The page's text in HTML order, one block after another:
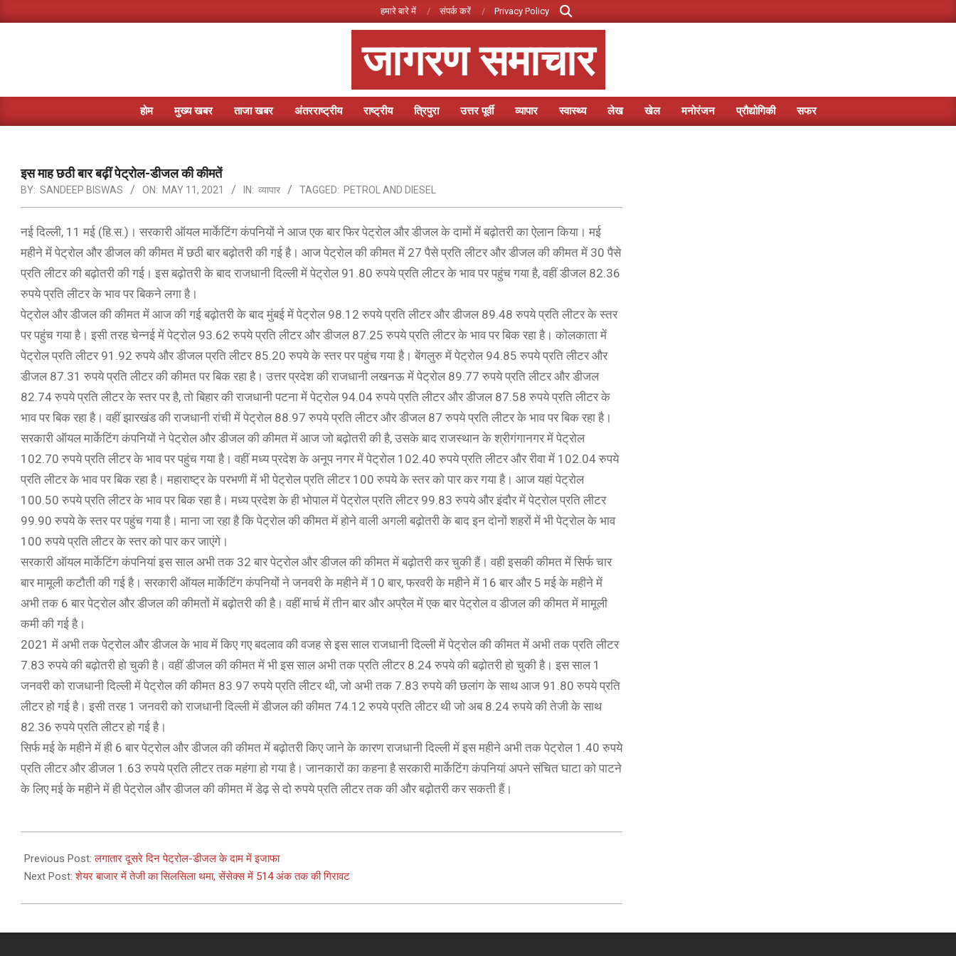
to
हमारे बारे में संपर्क करें Privacy Policy
Search
जागरण समाचार
Primary
होम मुख्य खबर ताजा खबर अंतरराष्ट्रीय राष्ट्रीय त्रिपुरा उत्तर पूर्वी व्यापार स्वास्थ्य लेख खेल मनोरंजन प्रौद्योगिकी सफर
इस माह छठी बार बढ़ीं पेट्रोल-डीजल की कीमतें
BY: SANDEEP BISWAS ON: MAY 11, 2021 IN: व्यापार TAGGED: PETROL AND DIESEL
नई दिल्ली, 11 मई (हि.स.)। सरकारी ऑयल मार्केटिंग कंपनियों ने आज एक बार फिर पेट्रोल और डीजल के दामों में बढ़ोतरी का ऐलान किया। मई
महीने में पेट्रोल और डीजल की कीमत में छठी बार बढ़ोतरी की गई है। आज पेट्रोल की कीमत में 27 पैसे प्रति लीटर और डीजल की कीमत में 30 पैसे
प्रति लीटर की बढ़ोतरी की गई। इस बढ़ोतरी के बाद राजधानी दिल्ली में पेट्रोल 91.80 रुपये प्रति लीटर के भाव पर पहुंच गया है, वहीं डीजल 82.36
रुपये प्रति लीटर के भाव पर बिकने लगा है।
पेट्रोल और डीजल की कीमत में आज की गई बढ़ोतरी के बाद मुंबई में पेट्रोल 98.12 रुपये प्रति लीटर और डीजल 89.48 रुपये प्रति लीटर के स्तर
पर पहुंच गया है। इसी तरह चेन्नई में पेट्रोल 93.62 रुपये प्रति लीटर और डीजल 87.25 रुपये प्रति लीटर के भाव पर बिक रहा है। कोलकाता में
पेट्रोल प्रति लीटर 91.92 रुपये और डीजल प्रति लीटर 85.20 रुपये के स्तर पर पहुंच गया है। बेंगलुरु में पेट्रोल 94.85 रुपये प्रति लीटर और
डीजल 87.31 रुपये प्रति लीटर की कीमत पर बिक रहा है। उत्तर प्रदेश की राजधानी लखनऊ में पेट्रोल 89.77 रुपये प्रति लीटर और डीजल
82.74 रुपये प्रति लीटर के स्तर पर है, तो बिहार की राजधानी पटना में पेट्रोल 94.04 रुपये प्रति लीटर और डीजल 87.58 रुपये प्रति लीटर के
भाव पर बिक रहा है। वहीं झारखंड की राजधानी रांची में पेट्रोल 88.97 रुपये प्रति लीटर और डीजल 87 रुपये प्रति लीटर के भाव पर बिक रहा है।
सरकारी ऑयल मार्केटिंग कंपनियों ने पेट्रोल और डीजल की कीमत में आज जो बढ़ोतरी की है, उसके बाद राजस्थान के श्रीगंगानगर में पेट्रोल
102.70 रुपये प्रति लीटर के भाव पर पहुंच गया है। वहीं मध्य प्रदेश के अनूप नगर में पेट्रोल 102.40 रुपये प्रति लीटर और रीवा में 102.04 रुपये
प्रति लीटर के भाव पर बिक रहा है। महाराष्ट्र के परभणी में भी पेट्रोल प्रति लीटर 100 रुपये के स्तर को पार कर गया है। आज यहां पेट्रोल
100.50 रुपये प्रति लीटर के भाव पर बिक रहा है। मध्य प्रदेश के ही भोपाल में पेट्रोल प्रति लीटर 99.83 रुपये और इंदौर में पेट्रोल प्रति लीटर
99.90 रुपये के स्तर पर पहुंच गया है। माना जा रहा है कि पेट्रोल की कीमत में होने वाली अगली बढ़ोतरी के बाद इन दोनों शहरों में भी पेट्रोल के भाव
100 रुपये प्रति लीटर के स्तर को पार कर जाएंगे।
सरकारी ऑयल मार्केटिंग कंपनियां इस साल अभी तक 32 बार पेट्रोल और डीजल की कीमत में बढ़ोतरी कर चुकी हैं। वही इसकी कीमत में सिर्फ चार
बार मामूली कटौती की गई है। सरकारी ऑयल मार्केटिंग कंपनियों ने जनवरी के महीने में 10 बार, फरवरी के महीने में 16 बार और 5 मई के महीने में
अभी तक 6 बार पेट्रोल और डीजल की कीमतों में बढ़ोतरी की है। वहीं मार्च में तीन बार और अप्रैल में एक बार पेट्रोल व डीजल की कीमत में मामूली
कमी की गई है।
2021 में अभी तक पेट्रोल और डीजल के भाव में किए गए बदलाव की वजह से इस साल राजधानी दिल्ली में पेट्रोल की कीमत में अभी तक प्रति लीटर
7.83 रुपये की बढ़ोतरी हो चुकी है। वहीं डीजल की कीमत में भी इस साल अभी तक प्रति लीटर 8.24 रुपये की बढ़ोतरी हो चुकी है। इस साल 1
जनवरी को राजधानी दिल्ली में पेट्रोल की कीमत 83.97 रुपये प्रति लीटर थी, जो अभी तक 7.83 रुपये की छलांग के साथ आज 91.80 रुपये प्रति
लीटर हो गई है। इसी तरह 1 जनवरी को राजधानी दिल्ली में डीजल की कीमत 74.12 रुपये प्रति लीटर थी जो अब 8.24 रुपये की तेजी के साथ
82.36 रुपये प्रति लीटर हो गई है।
सिर्फ मई के महीने में ही 6 बार पेट्रोल और डीजल की कीमत में बढ़ोतरी किए जाने के कारण राजधानी दिल्ली में इस महीने अभी तक पेट्रोल 1.40 रुपये
प्रति लीटर और डीजल 1.63 रुपये प्रति लीटर तक महंगा हो गया है। जानकारों का कहना है सरकारी मार्केटिंग कंपनियां अपने संचित घाटा को पाटने
के लिए मई के महीने में ही पेट्रोल और डीजल की कीमत में डेढ़ से दो रुपये प्रति लीटर तक की और बढ़ोतरी कर सकती हैं।
05-
11
Previous Post:लगातार दूसरे दिन पेट्रोल-डीजल के दाम में इजाफा
Next Post:शेयर बाजार में तेजी का सिलसिला थमा, सेंसेक्स में 514 अंक तक की गिरावट